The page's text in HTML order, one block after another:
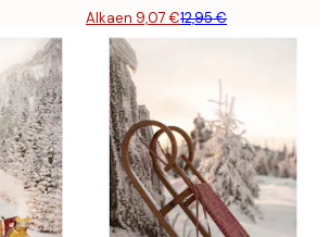
Alkaen 9,07 €12,95 €